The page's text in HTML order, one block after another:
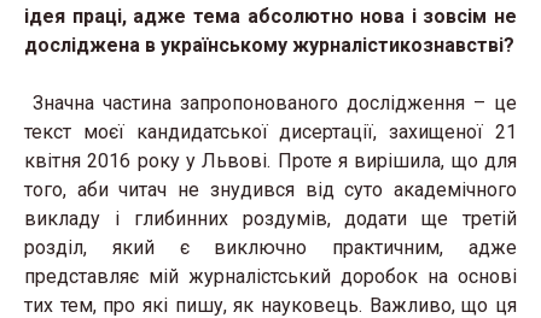
ідея праці, адже тема абсолютно нова і зовсім не
досліджена в українському журналістикознавстві?
Значна частина запропонованого дослідження – це
текст моєї кандидатської дисертації, захищеної 21
квітня 2016 року у Львові. Проте я вирішила, що для
того, аби читач не знудився від суто академічного
викладу і глибинних роздумів, додати ще третій
розділ, який є виключно практичним, адже
представляє мій журналістський доробок на основі
тих тем, про які пишу, як науковець. Важливо, що ця